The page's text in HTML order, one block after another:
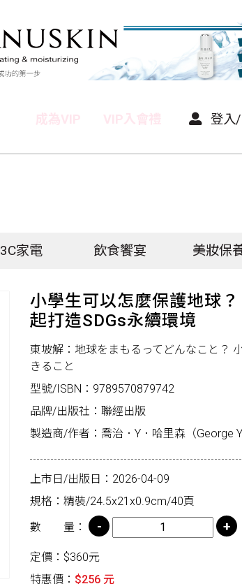
成為VIP VIP入會禮 登入
3C家電 飲食饗宴 美妝保
小學生可以怎麼保護地球
起打造SDGs永續環境
東坡解：地球をまもるってどんなこと？
きること
型號/ISBN：9789570879742
品牌/出版社：聯經出版
製造商/作者：喬治．Y．哈里森（George Y.
上市日/出版日：2026-04-09
規格：精裝/24.5x21x0.9cm/40頁
數 量：
定價：$360元
特惠價： $256 元